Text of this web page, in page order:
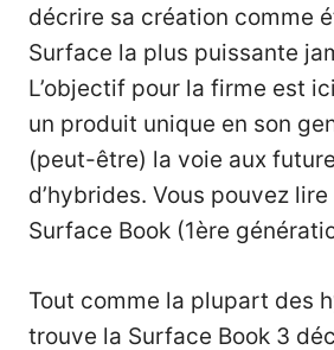
décrire sa création comme
Surface la plus puissante
L’objectif pour la firme est
un produit unique en son
(peut-être) la voie aux
d’hybrides. Vous pouvez
Surface Book (1ère
Tout comme la plupart des
trouve la Surface Book 3